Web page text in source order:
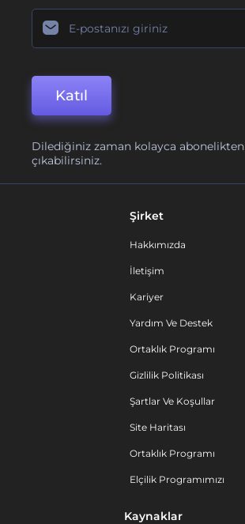
Katıl
Dilediğiniz zaman kolayca abonelikten
çıkabilirsiniz.
Şirket
Hakkımızda
İletişim
Kariyer
Yardım Ve Destek
Ortaklık Programı
Gizlilik Politikası
Şartlar Ve Koşullar
Site Haritası
Ortaklık Programı
Elçilik Programımızı
Kaynaklar